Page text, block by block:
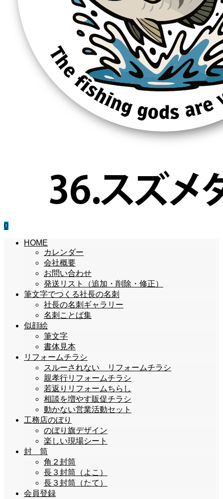
0
HOME
カレンダー
会社概要
お問い合わせ
発送リスト（追加・削除・修正）
筆文字でつくる社長の名刺
社長の名刺ギャラリー
名刺ことば集
似顔絵
筆文字
書体見本
リフォームチラシ
スルーされない リフォームチラシ
親孝行リフォームチラシ
若返りリフォームちらし
相談を増やす販促チラシ
動かない営業活動セット
工務店のぼり
のぼり旗デザイン
楽しい現場シート
封 筒
角２封筒
長３封筒（よこ）
長３封筒（たて）
会員登録